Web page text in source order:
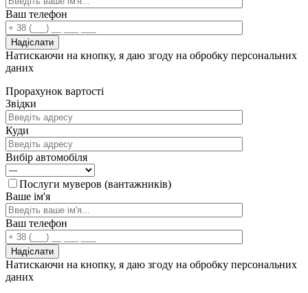
Ваш телефон
Натискаючи на кнопку, я даю згоду на обробку персональних
даних
Прорахунок вартості
Звідки
Куди
Вибір автомобіля
Послуги муверов (вантажників)
Ваше ім'я
Ваш телефон
Натискаючи на кнопку, я даю згоду на обробку персональних
даних